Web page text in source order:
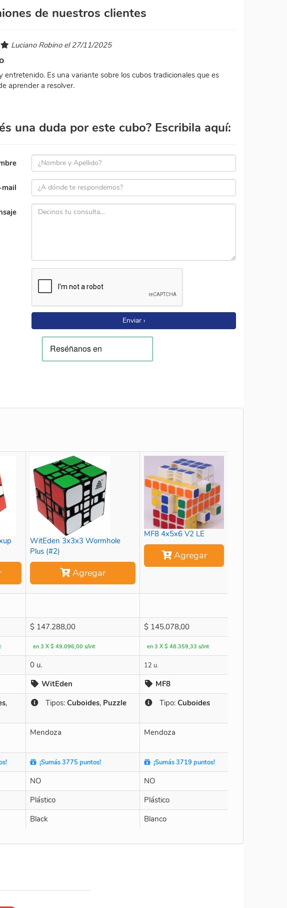
de nuestros clientes
Luciano Robino el 27/11/2025
entretenido. Es una variante sobre los cubos tradicionales que es
aprender a resolver.
una duda por este cubo? Escribila aquí:
mail
Enviar ›
WitEden 3x3x3 Wormhole
Plus (#2)
Agregar
MF8 4x5x6 V2 LE
Agregar
$ 147.288,00 $ 145.078,00
en 3 X $ 49.096,00 s/int en 3 X $ 48.359,33 s/int
0 u. 12 u.
WitEden
MF8
,
Tipos: Cuboides, Puzzle Tipo: Cuboides
Mendoza Mendoza
¡Sumás 3775 puntos! ¡Sumás 3719 puntos!
NO
NO
Plástico
Plástico
Black Blanco